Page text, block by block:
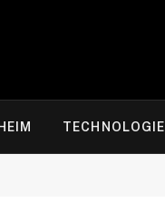
HEIM TECHNOLOGIE